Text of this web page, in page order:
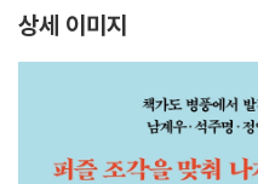
상세 이미지